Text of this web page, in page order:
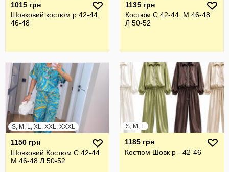
1015 грн
Шовковий костюм р 42-44,
46-48
1135 грн
Костюм С 42-44 М 46-48
Л 50-52
S, M, L, XL, XXL, XXXL
1150 грн
Шовковий Костюм С 42-44
М 46-48 Л 50-52
S, M, L
1185 грн
Костюм Шовк р - 42-46